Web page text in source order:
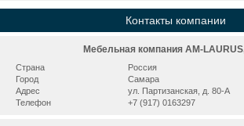
Контакты компании
Мебельная компания AM-
Страна
Россия
Город
Самара
Адрес
ул. Партизанская, д. 80-А
Телефон
+7 (917) 0163297